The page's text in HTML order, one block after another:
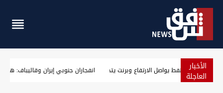
الأخبار
العاجلة وسط مخاوف الإمدادات بمضيق هرمز.. النفط يواصل الارتفاع وبرنت